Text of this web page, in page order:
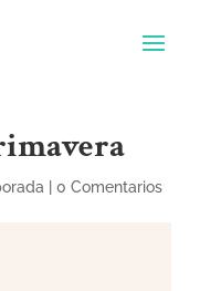
0 Comentarios